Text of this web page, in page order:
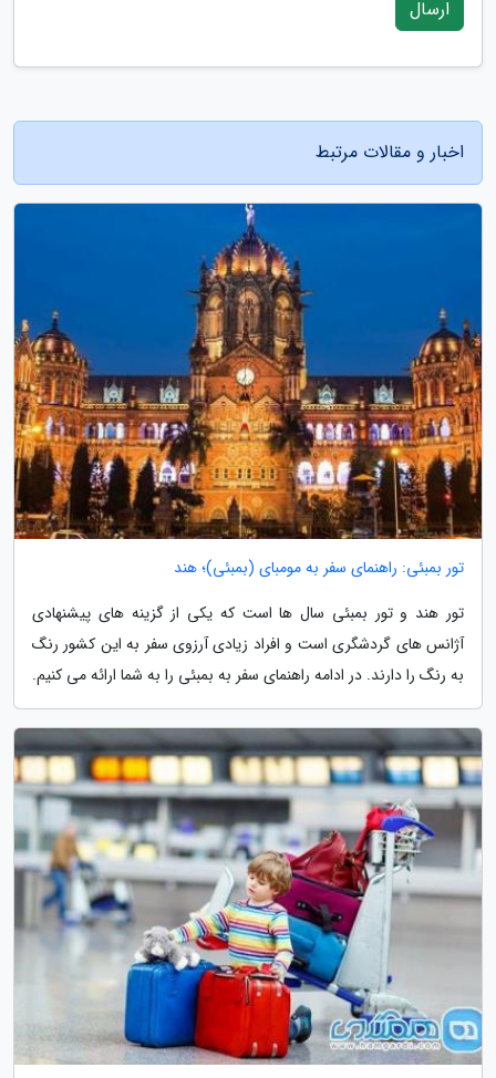
ارسال
اخبار و مقالات مرتبط
تور بمبئی: راهنمای سفر به مومبای (بمبئی)؛ هند
تور هند و تور بمبئی سال ها است که یکی از گزینه های پیشنهادی
آژانس های گردشگری است و افراد زیادی آرزوی سفر به این کشور رنگ
به رنگ را دارند. در ادامه راهنمای سفر به بمبئی را به شما ارائه می کنیم.